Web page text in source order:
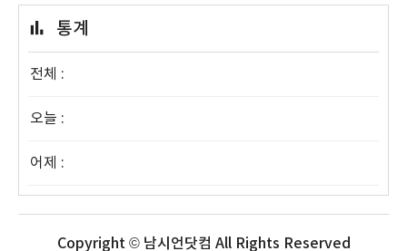
통계
전체 :
오늘 :
어제 :
Copyright © 남시언닷컴 All Rights Reserved